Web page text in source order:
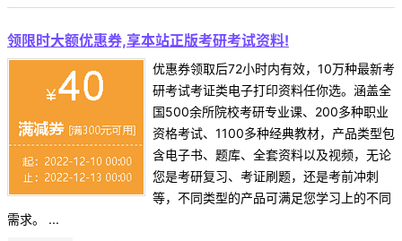
领限时大额优惠券,享本站正版考研考试资料!
优惠券领取后72小时内有效，10万种最新考
研考试考证类电子打印资料任你选。涵盖全
国500余所院校考研专业课、200多种职业
资格考试、1100多种经典教材，产品类型包
含电子书、题库、全套资料以及视频，无论
您是考研复习、考证刷题，还是考前冲刺
等，不同类型的产品可满足您学习上的不同
需求。 ...